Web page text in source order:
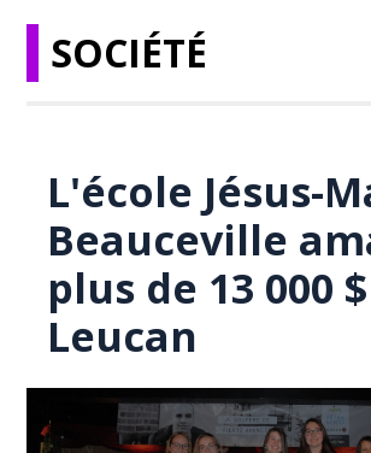
SOCIÉTÉ
L'école Jésus-
Beauceville
plus de 13 000
Leucan